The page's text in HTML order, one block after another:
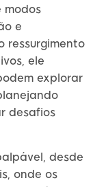
modos
e
ressurgimento
ele
explorar
desafios
desde
onde os